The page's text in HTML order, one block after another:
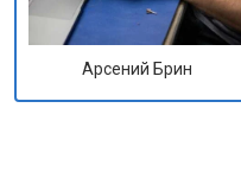
Арсений Брин